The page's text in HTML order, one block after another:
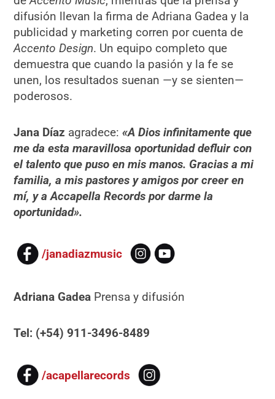
difusión llevan la firma de Adriana Gadea y la
publicidad y marketing corren por cuenta de
Accento Design. Un equipo completo que
demuestra que cuando la pasión y la fe se
unen, los resultados suenan —y se sienten—
poderosos.
Jana Díaz agradece:«A Dios infinitamente que
me da esta maravillosa oportunidad defluir con
el talento que puso en mis manos. Gracias a mi
familia, a mis pastores y amigos por creer en
mí, y a Accapella Records por darme la
oportunidad».
/janadiazmusic
Adriana Gadea Prensa y difusión
Tel: (+54) 911-3496-8489
/acapellarecords